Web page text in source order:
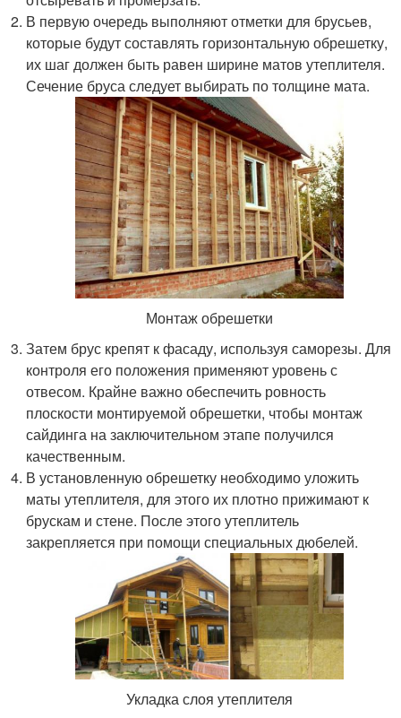
В первую очередь выполняют отметки для брусьев,
которые будут составлять горизонтальную обрешетку,
их шаг должен быть равен ширине матов утеплителя.
Сечение бруса следует выбирать по толщине мата.
Монтаж обрешетки
Затем брус крепят к фасаду, используя саморезы. Для
контроля его положения применяют уровень с
отвесом. Крайне важно обеспечить ровность
плоскости монтируемой обрешетки, чтобы монтаж
сайдинга на заключительном этапе получился
качественным.
В установленную обрешетку необходимо уложить
маты утеплителя, для этого их плотно прижимают к
брускам и стене. После этого утеплитель
закрепляется при помощи специальных дюбелей.
Укладка слоя утеплителя